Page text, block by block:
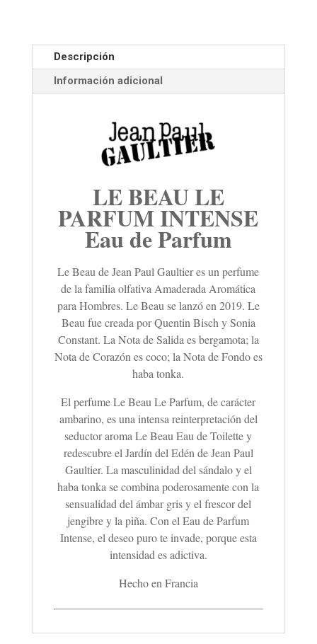
Descripción
Información adicional
LE BEAU LE
PARFUM INTENSE
Eau de Parfum
Le Beau de Jean Paul Gaultier es un perfume
de la familia olfativa Amaderada Aromática
para Hombres. Le Beau se lanzó en 2019. Le
Beau fue creada por Quentin Bisch y Sonia
Constant. La Nota de Salida es bergamota; la
Nota de Corazón es coco; la Nota de Fondo es
haba tonka.
El perfume Le Beau Le Parfum, de carácter
ambarino, es una intensa reinterpretación del
seductor aroma Le Beau Eau de Toilette y
redescubre el Jardín del Edén de Jean Paul
Gaultier. La masculinidad del sándalo y el
haba tonka se combina poderosamente con la
sensualidad del ámbar gris y el frescor del
jengibre y la piña. Con el Eau de Parfum
Intense, el deseo puro te invade, porque esta
intensidad es adictiva.
Hecho en Francia